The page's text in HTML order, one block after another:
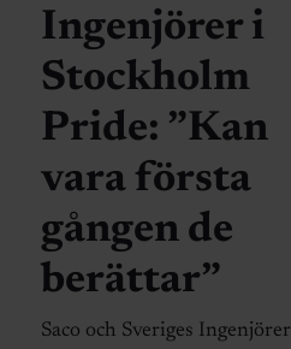
Ingenjörer i
Stockholm
Pride: ”Kan
vara första
gången de
berättar”
Saco och Sveriges Ingenjörer